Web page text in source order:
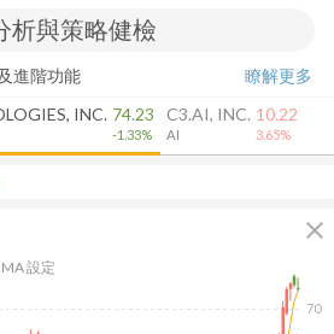
進階功能
瞭解更多
INC. 74.23
-1.33%
C3.AI, INC.
AI
10.22
3.65%
close
70
MA 設定